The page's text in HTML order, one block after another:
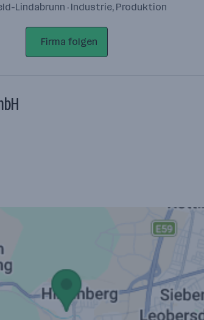
Lindabrunn · Industrie, Produktion
Firma folgen